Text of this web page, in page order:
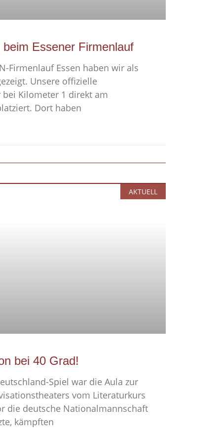
Essener Firmenlauf
Firmenlauf Essen haben wir als
Unsere offizielle
Kilometer 1 direkt am
Dort haben
AKTUELL
bei 40 Grad!
Spiel war die Aula zur
vom Literaturkurs
die deutsche Nationalmannschaft
kämpften